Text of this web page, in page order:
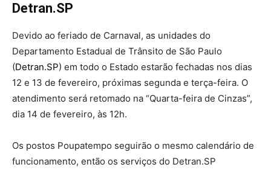
Detran.SP
Devido ao feriado de Carnaval, as unidades do
Departamento Estadual de Trânsito de São Paulo
(Detran.SP) em todo o Estado estarão fechadas nos dias
12 e 13 de fevereiro, próximas segunda e terça-feira. O
atendimento será retomado na “Quarta-feira de Cinzas”,
dia 14 de fevereiro, às 12h.
Os postos Poupatempo seguirão o mesmo calendário de
funcionamento, então os serviços do Detran.SP